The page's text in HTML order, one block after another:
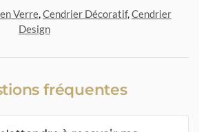
Verre,Cendrier Décoratif,Cendrier
Design
fréquentes